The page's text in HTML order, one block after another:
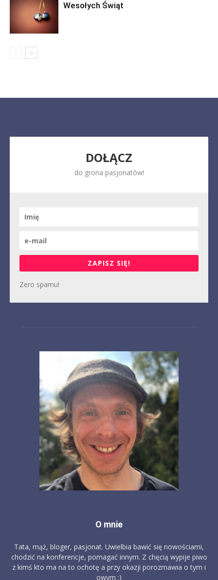
Wesołych Świąt
DOŁĄCZ
do grona pasjonatów!
ZAPISZ SIĘ!
Zero spamu!
O mnie
Tata, mąż, bloger, pasjonat. Uwielbia bawić się nowościami,
chodzić na konferencje, pomagać innym. Z chęcią wypije piwo
z kimś kto ma na to ochotę a przy okazji porozmawia o tym i
owym :)